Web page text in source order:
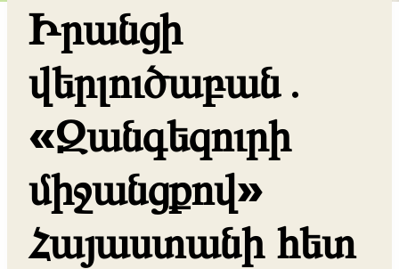
Իրանցի
վերլուծաբան․
«Զանգեզուրի
միջանցքով»
Հայաստանի հետ